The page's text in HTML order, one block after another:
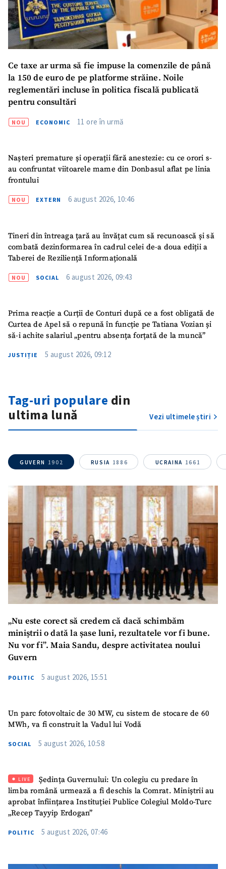
Ce taxe ar urma să fie impuse la comenzile de până
la 150 de euro de pe platforme străine. Noile
reglementări incluse în politica fiscală publicată
pentru consultări
NOU ECONOMIC 11 ore în urmă
Nașteri premature și operații fără anestezie: cu ce orori s-
au confruntat viitoarele mame din Donbasul aflat pe linia
frontului
NOU EXTERN 6 august 2026, 10:46
Tineri din întreaga țară au învățat cum să recunoască și să
combată dezinformarea în cadrul celei de-a doua ediții a
Taberei de Reziliență Informațională
NOU SOCIAL 6 august 2026, 09:43
Prima reacție a Curții de Conturi după ce a fost obligată de
Curtea de Apel să o repună în funcție pe Tatiana Vozian și
să-i achite salariul „pentru absența forțată de la muncă”
JUSTIȚIE 5 august 2026, 09:12
Tag-uri populare din
ultima lună
Vezi ultimele știri
GUVERN 1902 RUSIA 1886 UCRAINA 1661
„Nu este corect să credem că dacă schimbăm
miniștrii o dată la șase luni, rezultatele vor fi bune.
Nu vor fi”. Maia Sandu, despre activitatea noului
Guvern
POLITIC 5 august 2026, 15:51
Un parc fotovoltaic de 30 MW, cu sistem de stocare de 60
MWh, va fi construit la Vadul lui Vodă
SOCIAL 5 august 2026, 10:58
LIVE
Ședința Guvernului: Un colegiu cu predare în
limba română urmează a fi deschis la Comrat. Miniștrii au
aprobat înființarea Instituției Publice Colegiul Moldo-Turc
„Recep Tayyip Erdogan”
POLITIC 5 august 2026, 07:46